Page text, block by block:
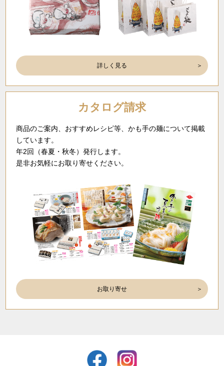
詳しく見る
カタログ請求
商品のご案内、おすすめレシピ等、かも手の麺について掲載
しています。
年2回（春夏・秋冬）発行します。
是非お気軽にお取り寄せください。
お取り寄せ